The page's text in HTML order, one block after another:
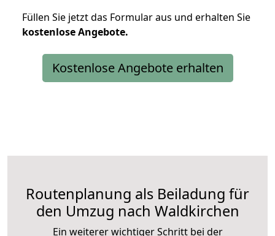
Füllen Sie jetzt das Formular aus und erhalten Sie
kostenloseAngebote.
Kostenlose Angebote erhalten
Routenplanung als Beiladung für
den Umzug nach Waldkirchen
Ein weiterer wichtiger Schritt bei der